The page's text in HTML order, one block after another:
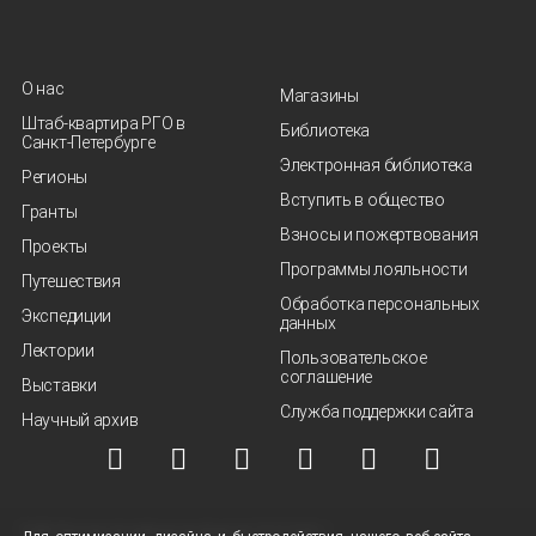
О нас
Штаб-квартира РГО в
Санкт‑Петербурге
Регионы
Гранты
Проекты
Путешествия
Экспедиции
Лектории
Выставки
Научный архив
Магазины
Библиотека
Электронная библиотека
Вступить в общество
Взносы и пожертвования
Программы лояльности
Обработка персональных
данных
Пользовательское
соглашение
Служба поддержки сайта
© ВОО "Русское географическое общество", 2013-2026 г.